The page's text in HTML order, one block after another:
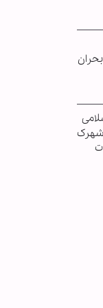
شهرک